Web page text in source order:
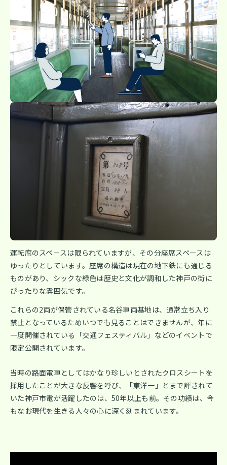
運転席のスペースは限られていますが、その分座席スペースは
ゆったりとしています。座席の構造は現在の地下鉄にも通じる
ものがあり、シックな緑色は歴史と文化が調和した神戸の街に
ぴったりな雰囲気です。
これらの2両が保管されている名谷車両基地は、通常立ち入り
禁止となっているためいつでも見ることはできませんが、年に
一度開催されている「交通フェスティバル」などのイベントで
限定公開されています。
当時の路面電車としてはかなり珍しいとされたクロスシートを
採用したことが大きな反響を呼び、「東洋一」とまで評されて
いた神戸市電が活躍したのは、50年以上も前。その功績は、今
もなお現代を生きる人々の心に深く刻まれています。